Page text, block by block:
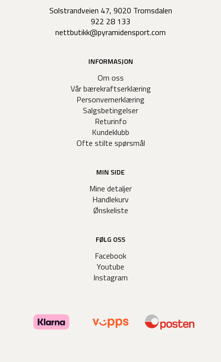
Solstrandveien 47, 9020 Tromsdalen
922 28 133
nettbutikk@pyramidensport.com
INFORMASJON
Om oss
Vår bærekraftserklæring
Personvernerklæring
Salgsbetingelser
Returinfo
Kundeklubb
Ofte stilte spørsmål
MIN SIDE
Mine detaljer
Handlekurv
Ønskeliste
FØLG OSS
Facebook
Youtube
Instagram